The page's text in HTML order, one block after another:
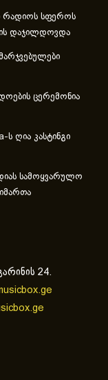
რადიოს სფეროს
დაჯილდოვდა
ცერემონია
ს ღია კასტინგი
სამოყვარულო
24.